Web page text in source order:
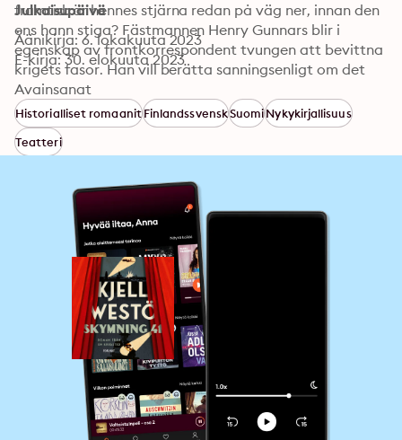
framtid: är hennes stjärna redan på väg ner, innan den
ens hann stiga? Fästmannen Henry Gunnars blir i
egenskap av frontkorrespondent tvungen att bevittna
krigets fasor. Han vill berätta sanningsenligt om det
han sett, men tiden och hans chefer på tidningen
tillåter inga sprickor i den fosterländska fasaden. När
det blir dags för den bräckliga mellanfreden tvingas
Molly och Henry igen möta varandra, sina vålnader
Julkaisupäivä
Äänikirja: 6. lokakuuta 2023
E-kirja: 30. elokuuta 2023
Avainsanat
Historialliset romaanitFinlandssvenskSuomiNykykirjallisuus
Teatteri